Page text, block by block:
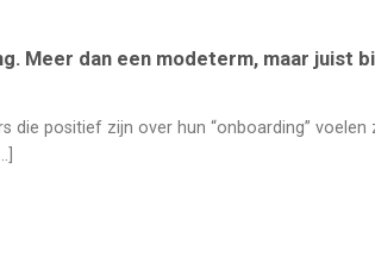
Meer dan een modeterm, maar juist
die positief zijn over hun “onboarding”